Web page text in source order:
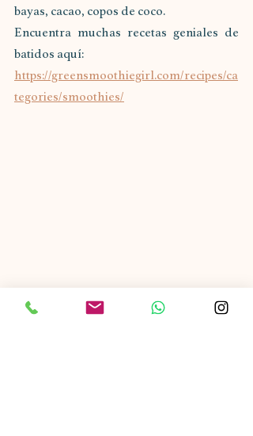
bayas, cacao, copos de coco.
Encuentra muchas recetas geniales de
batidos aquí:
https://greensmoothiegirl.com/recipes/ca
tegories/smoothies/